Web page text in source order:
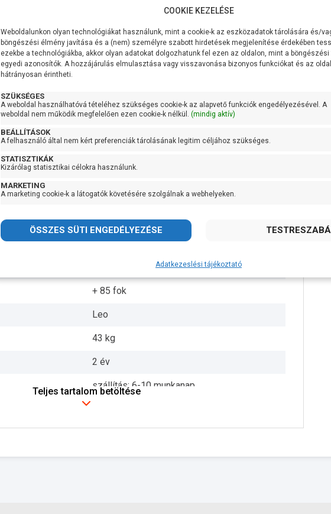
1100W
400 liter/perc
7 méter
DN 32
17 méteren 250 liter/perc
AISI 304 rozsdamentes acél
Öntvény
AISI 304 rozsdamentes acél
+ 85 fok
Leo
43 kg
2 év
szállítás: 6-10 munkanap
Teljes tartalom betöltése
COOKIE KEZELÉSE
Weboldalunkon olyan technológiákat használunk, mint a cookie-k az eszközadatok tárolására és/
böngészési élmény javítása és a (nem) személyre szabott hirdetések megjelenítése érdekében
ezekbe a technológiákba, akkor olyan adatokat dolgozhatunk fel ezen az oldalon, mint a
egyedi azonosítók. A hozzájárulás elmulasztása vagy visszavonása bizonyos funkciókat és az
hátrányosan érintheti.
SZÜKSÉGES
A weboldal használhatóvá tételéhez szükséges cookie-k az alapvető funkciók engedélyezésével. A
weboldal nem működik megfelelően ezen cookie-k nélkül. (mindig aktív)
BEÁLLÍTÁSOK
A felhasználó által nem kért preferenciák tárolásának legitim céljához szükséges.
STATISZTIKÁK
Kizárólag statisztikai célokra használunk.
MARKETING
A marketing cookie-k a látogatók követésére szolgálnak a webhelyeken.
Adatkezeslési tájékoztató